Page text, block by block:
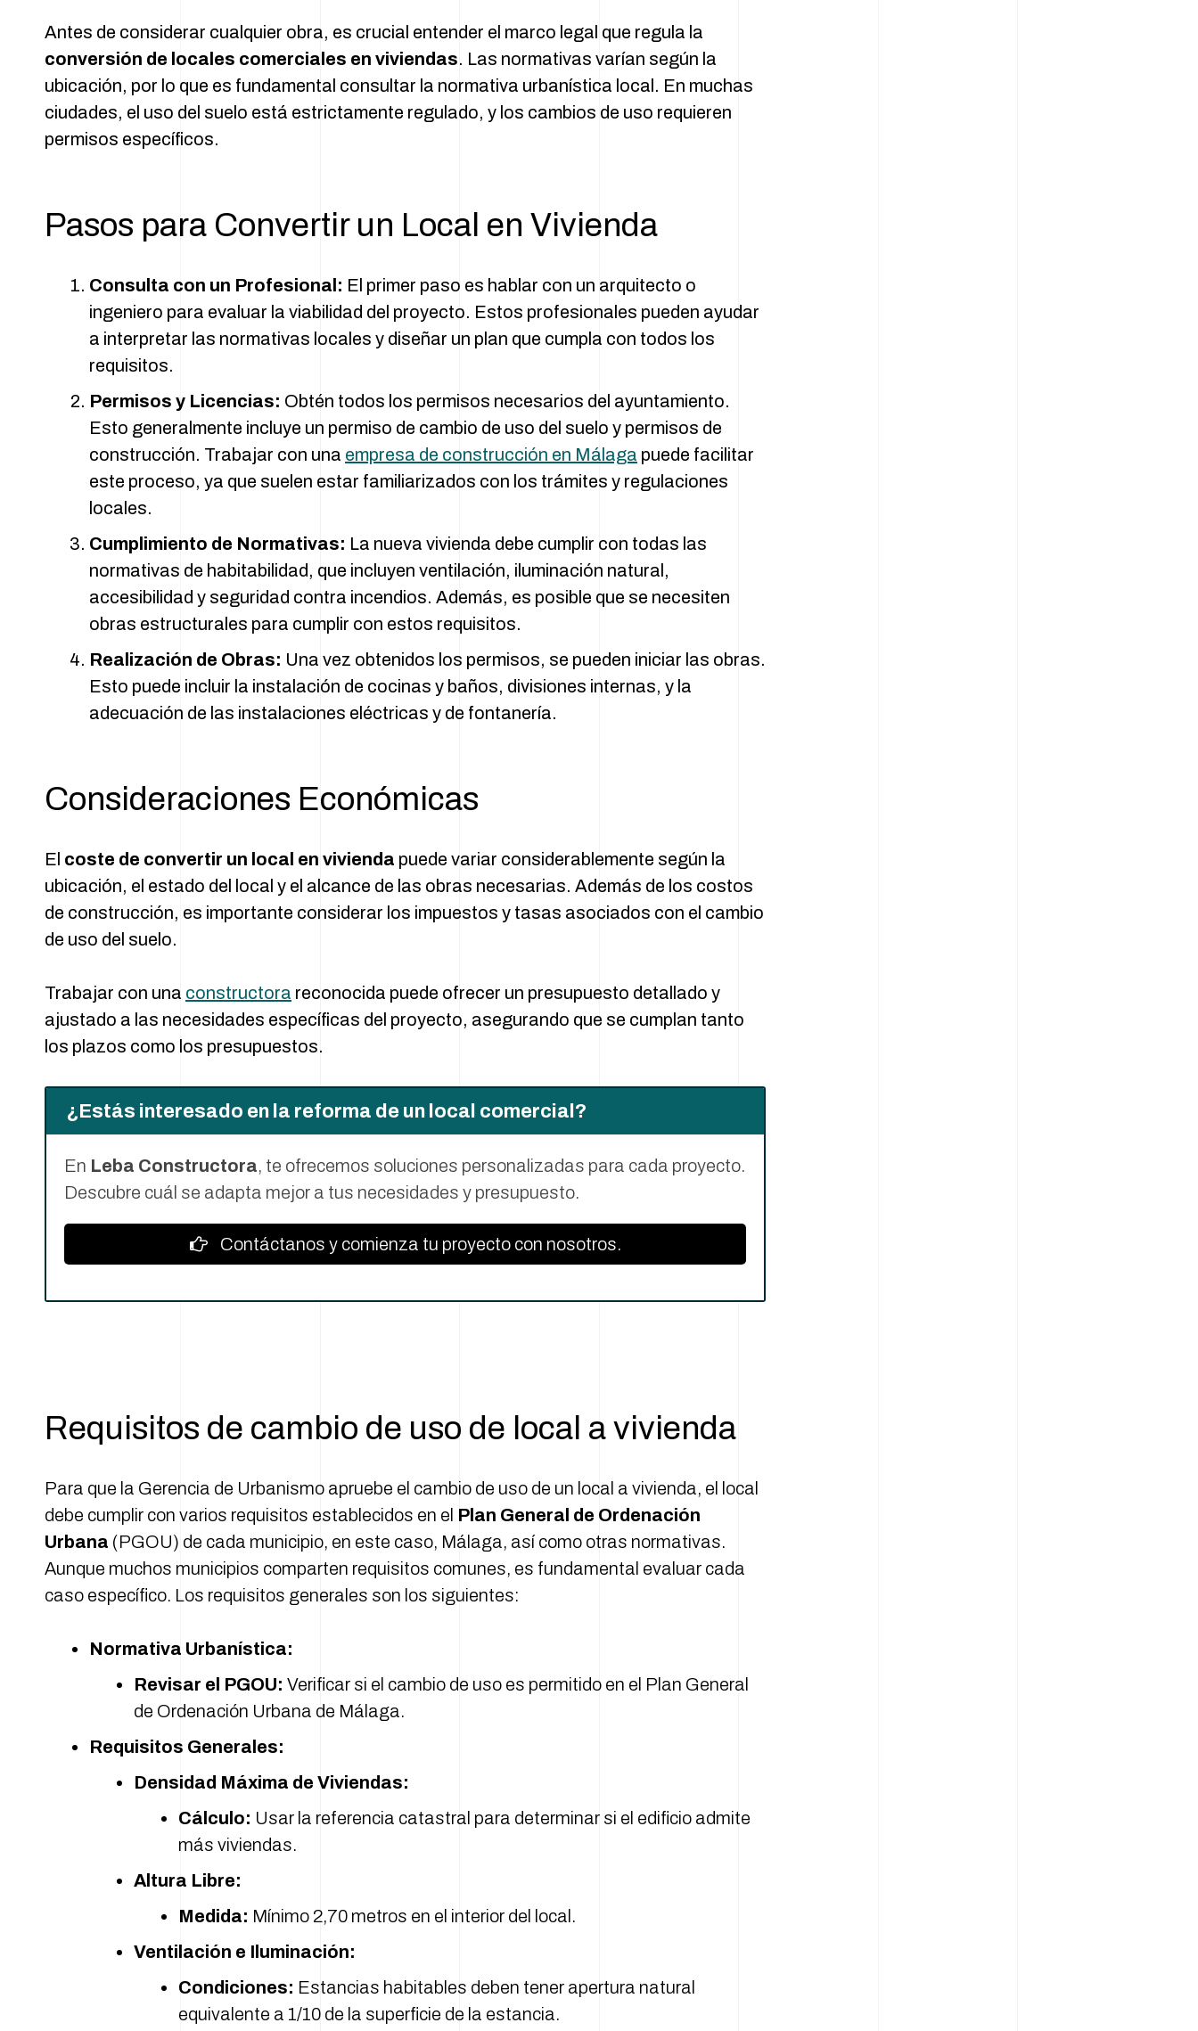
Antes de considerar cualquier obra, es crucial entender el marco legal que regula la
conversión de locales comerciales en viviendas. Las normativas varían según la
ubicación, por lo que es fundamental consultar la normativa urbanística local. En muchas
ciudades, el uso del suelo está estrictamente regulado, y los cambios de uso requieren
permisos específicos.
Pasos para Convertir un Local en Vivienda
Consulta con un Profesional: El primer paso es hablar con un arquitecto o
ingeniero para evaluar la viabilidad del proyecto. Estos profesionales pueden ayudar
a interpretar las normativas locales y diseñar un plan que cumpla con todos los
requisitos.
Permisos y Licencias: Obtén todos los permisos necesarios del ayuntamiento.
Esto generalmente incluye un permiso de cambio de uso del suelo y permisos de
construcción. Trabajar con una empresa de construcción en Málaga puede facilitar
este proceso, ya que suelen estar familiarizados con los trámites y regulaciones
locales.
Cumplimiento de Normativas: La nueva vivienda debe cumplir con todas las
normativas de habitabilidad, que incluyen ventilación, iluminación natural,
accesibilidad y seguridad contra incendios. Además, es posible que se necesiten
obras estructurales para cumplir con estos requisitos.
Realización de Obras: Una vez obtenidos los permisos, se pueden iniciar las obras.
Esto puede incluir la instalación de cocinas y baños, divisiones internas, y la
adecuación de las instalaciones eléctricas y de fontanería.
Consideraciones Económicas
El coste de convertir un local en vivienda puede variar considerablemente según la
ubicación, el estado del local y el alcance de las obras necesarias. Además de los costos
de construcción, es importante considerar los impuestos y tasas asociados con el cambio
de uso del suelo.
Trabajar con una constructora reconocida puede ofrecer un presupuesto detallado y
ajustado a las necesidades específicas del proyecto, asegurando que se cumplan tanto
los plazos como los presupuestos.
¿Estás interesado en la reforma de un local comercial?
En Leba Constructora, te ofrecemos soluciones personalizadas para cada proyecto.
Descubre cuál se adapta mejor a tus necesidades y presupuesto.
Contáctanos y comienza tu proyecto con nosotros.
Requisitos de cambio de uso de local a vivienda
Para que la Gerencia de Urbanismo apruebe el cambio de uso de un local a vivienda, el local
debe cumplir con varios requisitos establecidos en el Plan General de Ordenación
Urbana (PGOU) de cada municipio, en este caso, Málaga, así como otras normativas.
Aunque muchos municipios comparten requisitos comunes, es fundamental evaluar cada
caso específico. Los requisitos generales son los siguientes:
Normativa Urbanística:
Revisar el PGOU: Verificar si el cambio de uso es permitido en el Plan General
de Ordenación Urbana de Málaga.
Requisitos Generales:
Densidad Máxima de Viviendas:
Cálculo: Usar la referencia catastral para determinar si el edificio admite
más viviendas.
Altura Libre:
Medida: Mínimo 2,70 metros en el interior del local.
Ventilación e Iluminación:
Condiciones: Estancias habitables deben tener apertura natural
equivalente a 1/10 de la superficie de la estancia.